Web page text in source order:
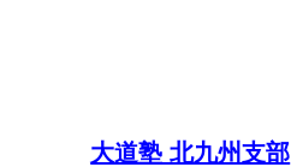
大道塾 北九州支部